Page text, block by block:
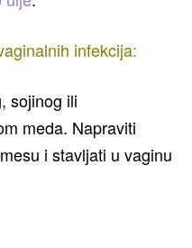
infekcija:
sojinog ili
meda. Napraviti
i stavljati u vaginu